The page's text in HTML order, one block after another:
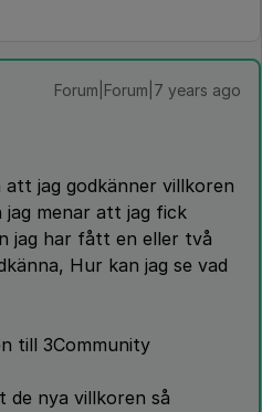
Forum|Forum|7 years ago
jag godkänner villkoren
menar att jag fick
jag har fått en eller två
Hur kan jag se vad
till 3Community
de nya villkoren så